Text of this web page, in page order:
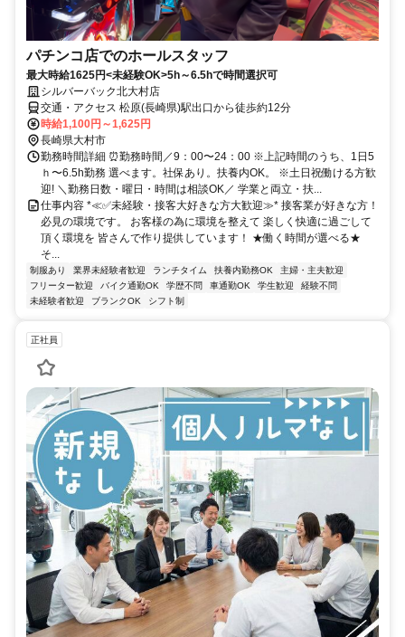
パチンコ店でのホールスタッフ
最大時給1625円<未経験OK>5h～6.5hで時間選択可
シルバーバック北大村店
交通・アクセス 松原(長崎県)駅出口から徒歩約12分
時給1,100円～1,625円
長崎県大村市
勤務時間詳細 ⏰勤務時間／9：00〜24：00 ※上記時間のうち、1日5
ｈ〜6.5h勤務 選べます。社保あり。扶養内OK。 ※土日祝働ける方歓
迎! ＼勤務日数・曜日・時間は相談OK／ 学業と両立・扶...
仕事内容 *≪✅未経験・接客大好きな方大歓迎≫* 接客業が好きな方！
必見の環境です。 お客様の為に環境を整えて 楽しく快適に過ごして
頂く環境を 皆さんで作り提供しています！ ★働く時間が選べる★
そ...
制服あり 業界未経験者歓迎 ランチタイム 扶養内勤務OK
主婦・主夫歓迎
フリーター歓迎
バイク通勤OK 学歴不問 車通勤OK 学生歓迎
経験不問
未経験者歓迎
ブランクOK シフト制
正社員